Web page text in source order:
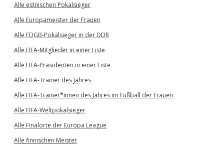
Alle estnischen Pokalsieger
Alle Europameister der Frauen
Alle FDGB-Pokalsieger in der DDR
Alle FIFA-Mitglieder in einer Liste
Alle FIFA-Präsidenten in einer Liste
Alle FIFA-Trainer des Jahres
Alle FIFA-Trainer*innen des Jahres im Fußball der Frauen
Alle FIFA-Weltpokalsieger
Alle Finalorte der Europa League
Alle finnischen Meister